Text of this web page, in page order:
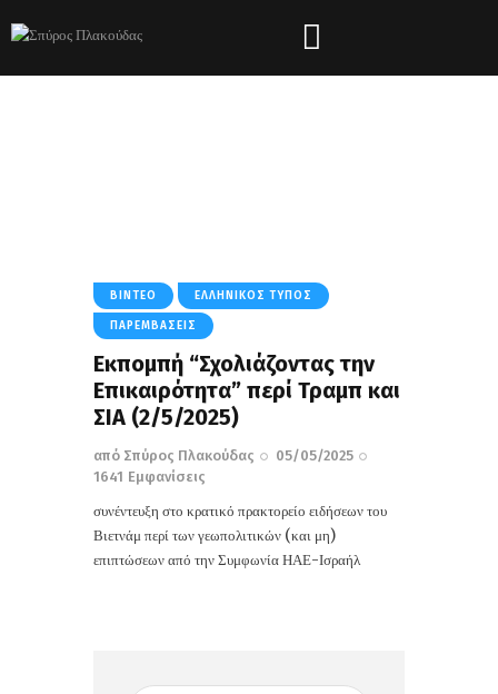
ΒΊΝΤΕΟ ΕΛΛΗΝΙΚΌΣ ΤΎΠΟΣ
ΠΑΡΕΜΒΆΣΕΙΣ
Εκπομπή “Σχολιάζοντας την
Επικαιρότητα” περί Τραμπ και
ΣΙΑ (2/5/2025)
από Σπύρος Πλακούδας
05/05/2025
1641 Εμφανίσεις
συνέντευξη στο κρατικό πρακτορείο ειδήσεων του
Βιετνάμ περί των γεωπολιτικών (και μη)
επιπτώσεων από την Συμφωνία ΗΑΕ-Ισραήλ